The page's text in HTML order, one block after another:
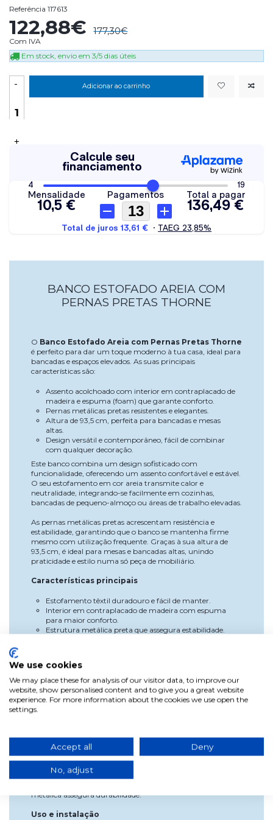
Referência 117613
122,88€ 177,30€
Com IVA
Em stock, envio em 3/5 dias úteis
-
+
Adicionar ao carrinho
BANCO ESTOFADO AREIA COM
PERNAS PRETAS THORNE
O Banco Estofado Areia com Pernas Pretas Thorne
é perfeito para dar um toque moderno à tua casa, ideal para
bancadas e espaços elevados. As suas principais
características são:
Assento acolchoado com interior em contraplacado de
madeira e espuma (foam) que garante conforto.
Pernas metálicas pretas resistentes e elegantes.
Altura de 93,5 cm, perfeita para bancadas e mesas
altas.
Design versátil e contemporâneo, fácil de combinar
com qualquer decoração.
Este banco combina um design sofisticado com
funcionalidade, oferecendo um assento confortável e estável.
O seu estofamento em cor areia transmite calor e
neutralidade, integrando-se facilmente em cozinhas,
bancadas de pequeno-almoço ou áreas de trabalho elevadas.
As pernas metálicas pretas acrescentam resistência e
estabilidade, garantindo que o banco se mantenha firme
mesmo com utilização frequente. Graças à sua altura de
93,5 cm, é ideal para mesas e bancadas altas, unindo
praticidade e estilo numa só peça de mobiliário.
Características principais
Estofamento têxtil duradouro e fácil de manter.
Interior em contraplacado de madeira com espuma
para maior conforto.
Estrutura metálica preta que assegura estabilidade.
Largura: 50 cm
Altura total: 93,5 cm
Materiais: têxtil, contraplacado de madeira, espuma e
Vantagens
O banco oferece conforto e suporte seguro, respondendo à
necessidade de um assento funcional para bancadas e mesas
altas. O seu design neutro e acolhedor facilita a integração
metálica assegura durabilidade.
Uso e instalação
We use cookies
We may place these for analysis of our visitor data, to improve our
website, show personalised content and to give you a great website
experience. For more information about the cookies we use open the
settings.
Accept all Deny
No, adjust